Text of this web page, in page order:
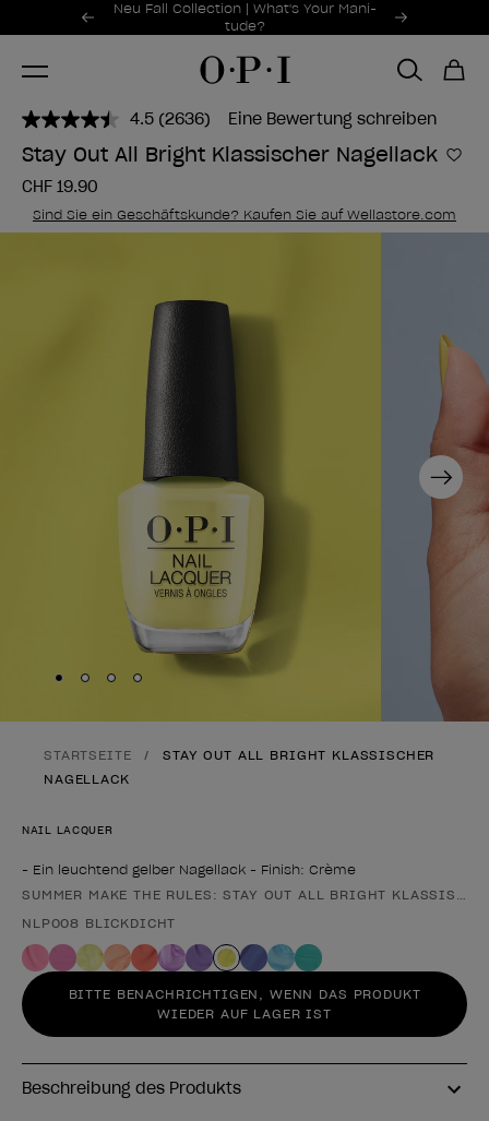
Sonderangebote
Neu Fall Collection | What's Your Mani-
tude?
Item 1 of 2
4.5 2636
Bewertungen
lesen..
gleichen
Seite.
(2636) Eine Bewertung schreiben
Stay Out All Bright Klassischer Nagellack Zur
CHF 19.90
Sind Sie ein Geschäftskunde? Kaufen Sie auf Wellastore.com
Next
Skip to slide
Skip to slide
Skip to slide
Skip to slide
STARTSEITE
STAY OUT ALL BRIGHT KLASSISCHER
NAGELLACK
NAIL LACQUER
- Ein leuchtend gelber Nagellack - Finish: Crème
Form des Produkts
SUMMER MAKE THE RULES: STAY OUT ALL BRIGHT
NLP008 BLICKDICHT
BITTE BENACHRICHTIGEN, WENN DAS PRODUKT
WIEDER AUF LAGER IST
Beschreibung des Produkts